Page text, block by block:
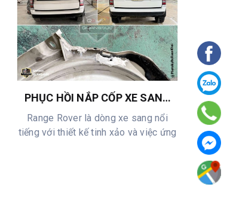
PHỤC HỒI NẮP CỐP XE SANG
RANGE ROVER - GIẢI PHÁP TIẾT
KIỆM TIỀN TRĂM TRIỆU CHỈ CÓ
Range Rover là dòng xe sang nổi
tiếng với thiết kế tinh xảo và việc ứng
sửa